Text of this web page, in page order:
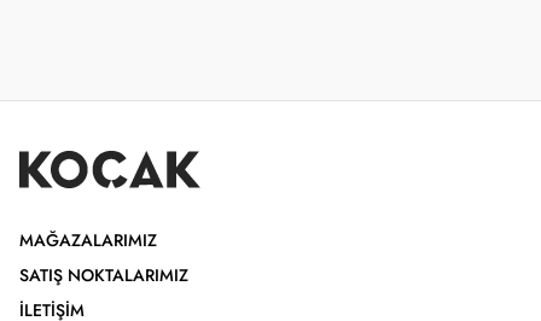
MAĞAZALARIMIZ
SATIŞ NOKTALARIMIZ
İLETIŞIM